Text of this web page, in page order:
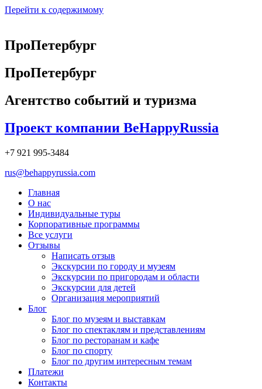
Перейти к содержимому
ПроПетербург
ПроПетербург
Агентство событий и туризма
Проект компании BeHappyRussia
+7 921 995-3484
rus@behappyrussia.com
Главная
О нас
Индивидуальные туры
Корпоративные программы
Все услуги
Отзывы
Написать отзыв
Экскурсии по городу и музеям
Экскурсии по пригородам и области
Экскурсии для детей
Организация мероприятий
Блог
Блог по музеям и выставкам
Блог по спектаклям и представлениям
Блог по ресторанам и кафе
Блог по спорту
Блог по другим интересным темам
Платежи
Контакты